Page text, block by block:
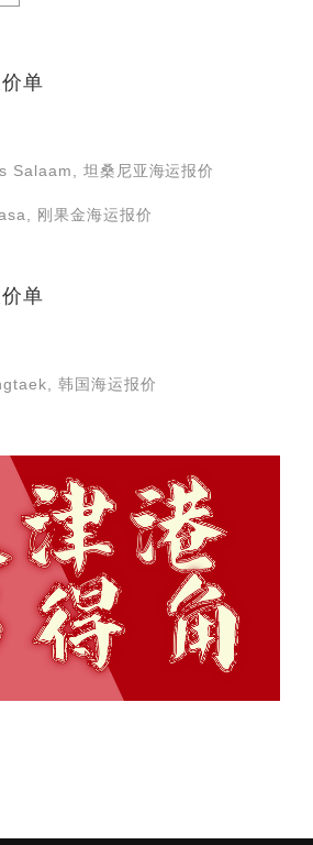
单
Salaam, 坦桑尼亚海运报价
刚果金海运报价
单
韩国海运报价